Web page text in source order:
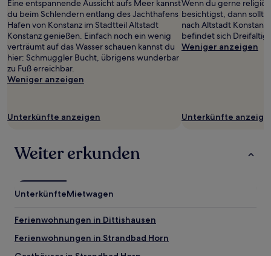
gefunden
wurde.
Preise
und
Verfügbarkeiten
können
sich
ändern.
zusätzliche
Eine entspannende Aussicht aufs Meer kannst
du beim Schlendern entlang des Jachthafens
Hafen von Konstanz im Stadtteil Altstadt
Konstanz genießen. Einfach noch ein wenig
verträumt auf das Wasser schauen kannst du
hier: Schmuggler Bucht, übrigens wunderbar
zu Fuß erreichbar.
Weniger anzeigen
Unterkünfte anzeigen
Wenn du gerne
besichtigst, dann
nach Altstadt
befindet sich
Weniger anzeigen
Unterkünfte
Weiter erkunden
UnterkünfteMietwagen
Ferienwohnungen in Dittishausen
Ferienwohnungen in Strandbad Horn